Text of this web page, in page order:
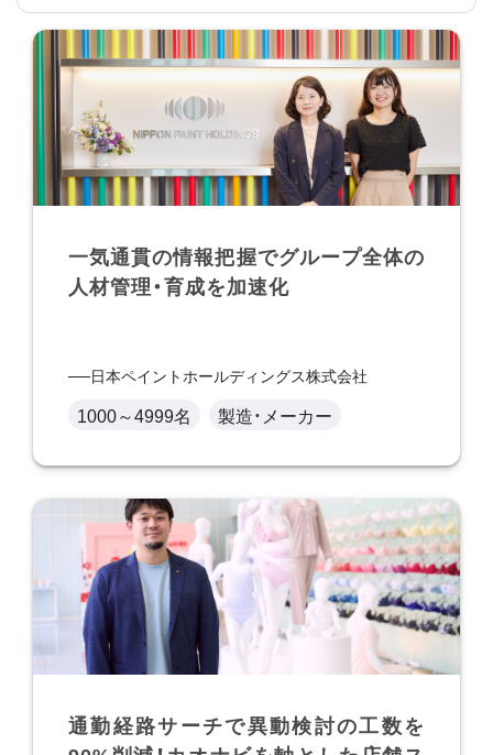
一気通貫の情報把握でグループ全体の
人材管理・育成を加速化
日本ペイントホールディングス株式会社
1000～4999名 製造・メーカー
通勤経路サーチで異動検討の工数を